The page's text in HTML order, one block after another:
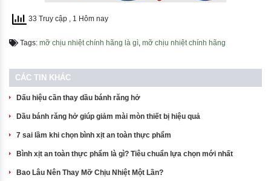
33 Truy cập , 1 Hôm nay
Tags: mỡ chịu nhiệt chính hãng là gì, mỡ chịu nhiệt chính hãng
CÁC TIN KHÁC
Dấu hiệu cần thay dầu bánh răng hở
Dầu bánh răng hở giúp giảm mài mòn thiết bị hiệu quả
7 sai lầm khi chọn bình xịt an toàn thực phẩm
Bình xịt an toàn thực phẩm là gì? Tiêu chuẩn lựa chọn mới nhất
Bao Lâu Nên Thay Mỡ Chịu Nhiệt Một Lần?